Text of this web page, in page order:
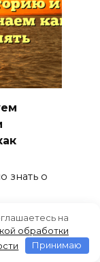
знать о
на
обработки
Принимаю